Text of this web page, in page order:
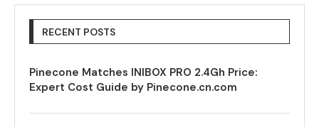
RECENT POSTS
Pinecone Matches INIBOX PRO 2.4Gh Price:
Expert Cost Guide by Pinecone.cn.com